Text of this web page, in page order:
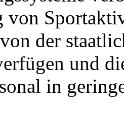
der
und
in